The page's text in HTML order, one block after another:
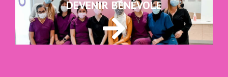
DEVENIR BÉNÉVOLE